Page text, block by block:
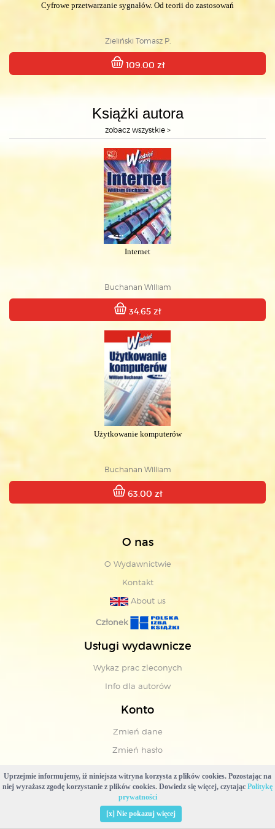
Cyfrowe przetwarzanie sygnałów. Od teorii do zastosowań
Zieliński Tomasz P.
109.00 zł
Książki autora
zobacz wszystkie >
Internet
Buchanan William
34.65 zł
Użytkowanie komputerów
Buchanan William
63.00 zł
O nas
O Wydawnictwie
Kontakt
About us
Członek
Usługi wydawnicze
Wykaz prac zleconych
Info dla autorów
Konto
Zmień dane
Zmień hasło
Pomoc
Cennik dostawy
Regulamin zakupów
Uprzejmie informujemy, iż niniejsza witryna korzysta z plików cookies. Pozostając na
niej wyrażasz zgodę korzystanie z plików cookies. Dowiedz się więcej, czytając Politykę
prywatności
[x] Nie pokazuj więcej